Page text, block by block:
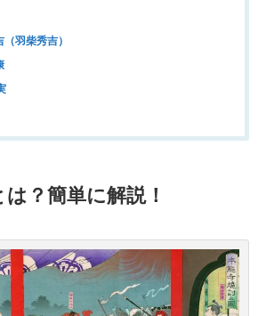
羽柴秀吉）
？簡単に解説！